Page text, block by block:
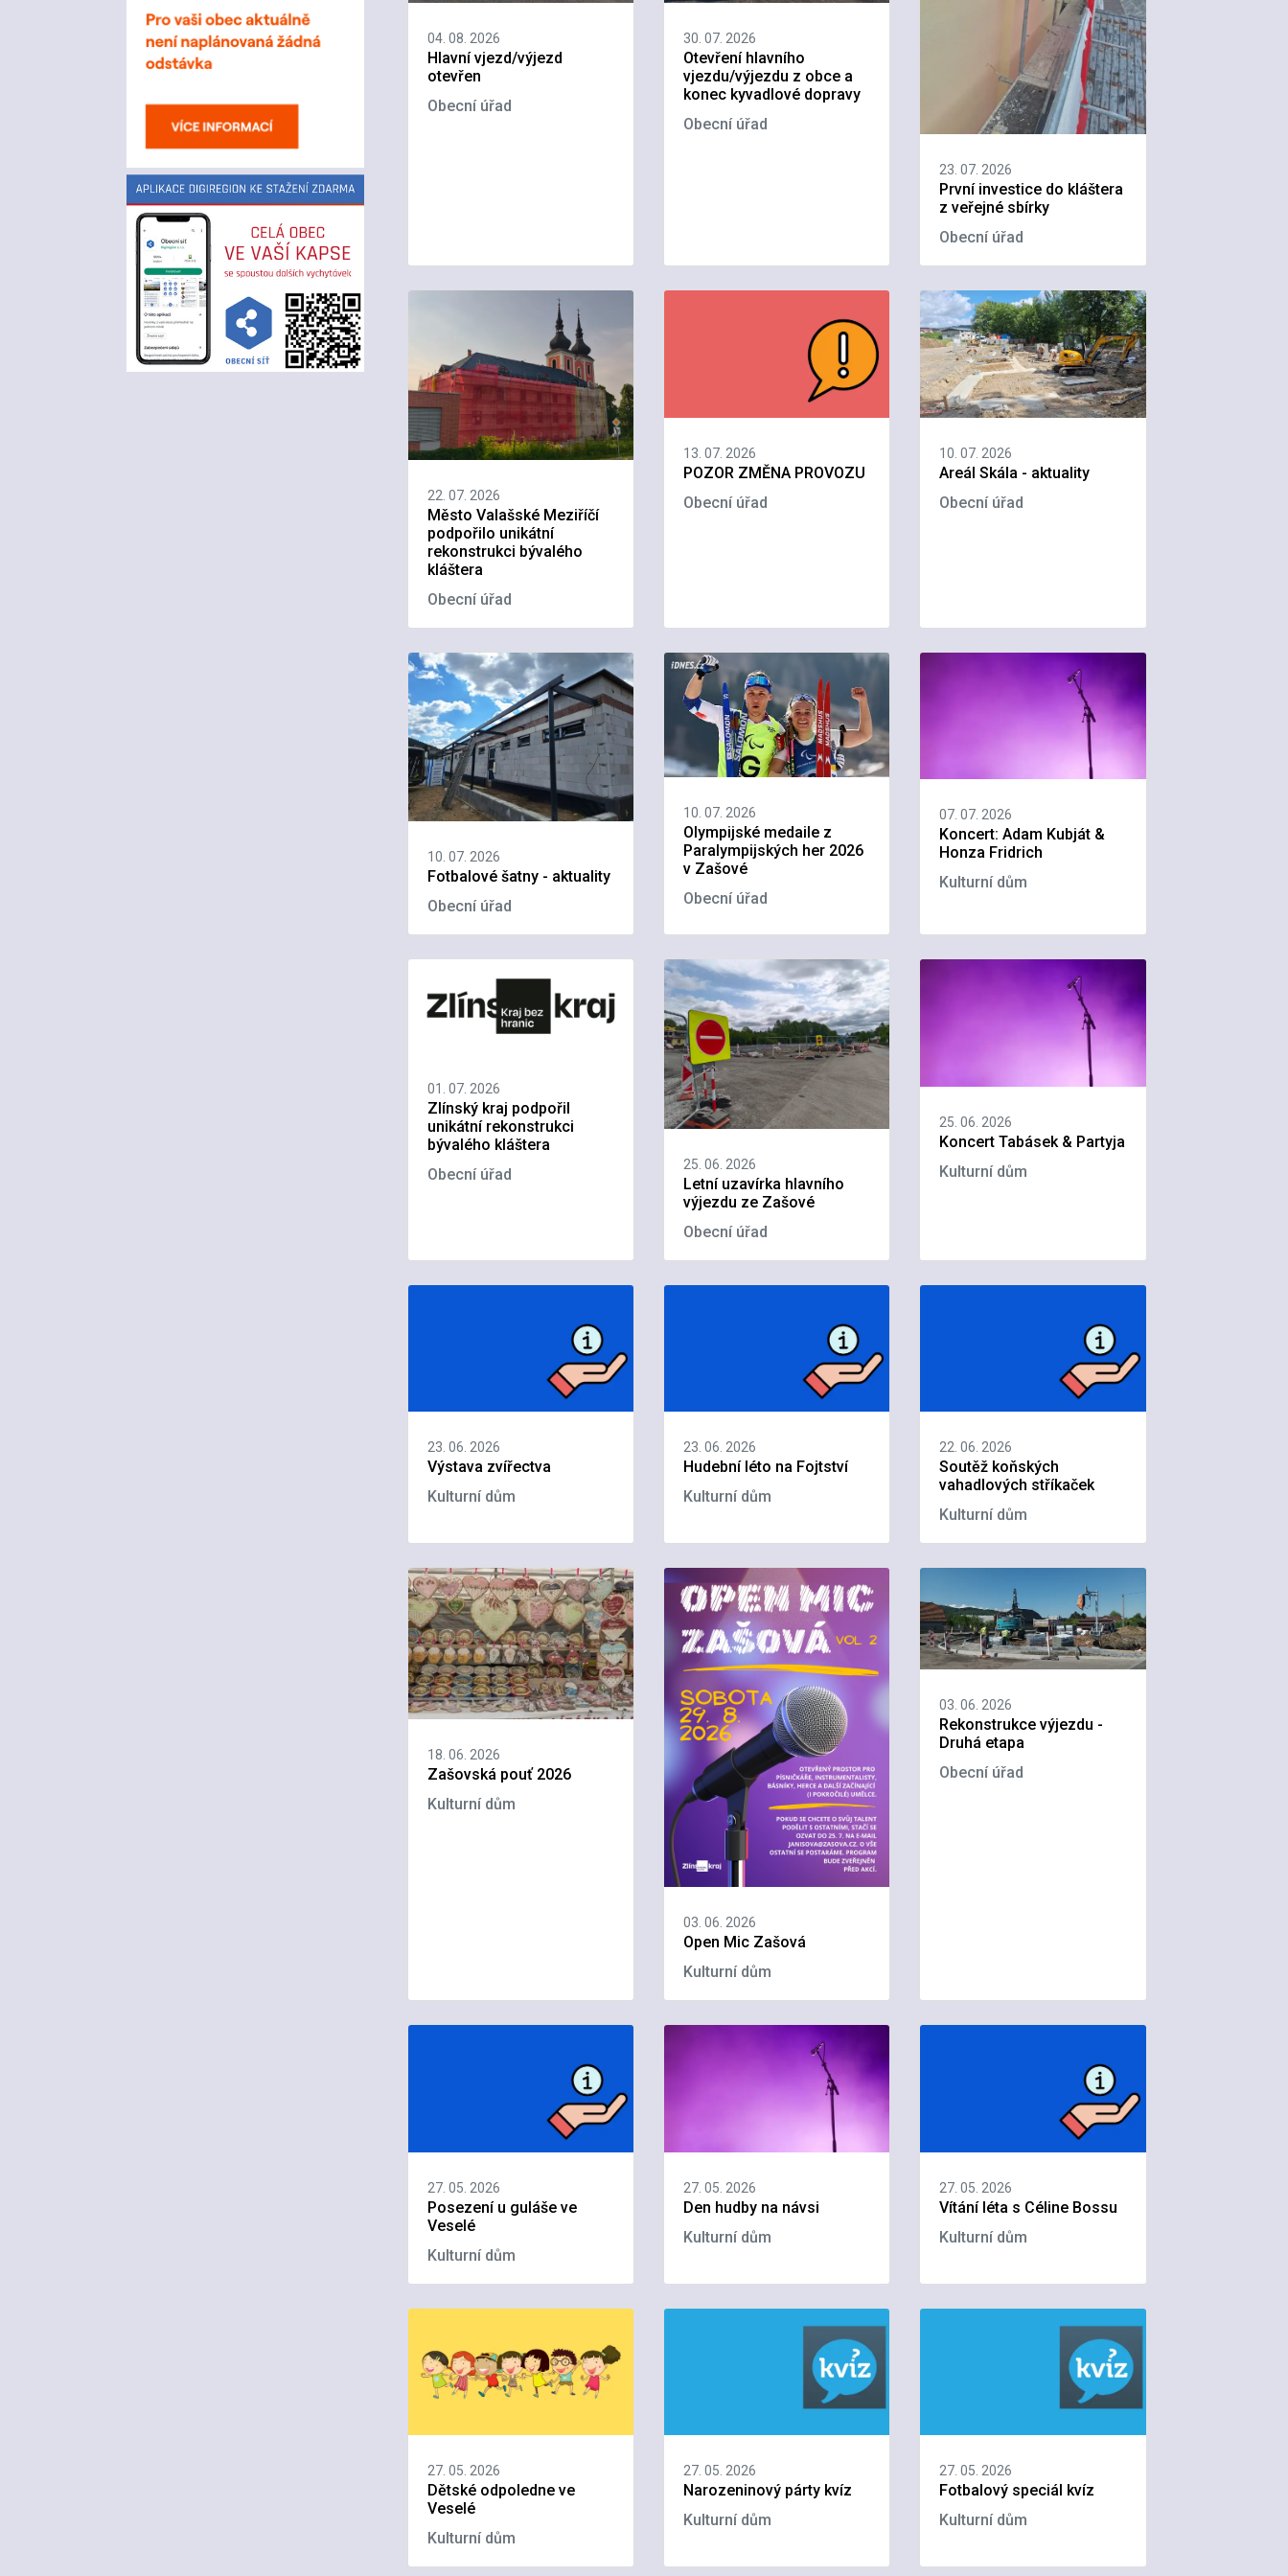
04. 08. 2026
Hlavní vjezd/výjezd
otevřen
Obecní úřad
30. 07. 2026
Otevření hlavního
vjezdu/výjezdu z obce a
konec kyvadlové dopravy
Obecní úřad
23. 07. 2026
První investice do kláštera
z veřejné sbírky
Obecní úřad
22. 07. 2026
Město Valašské Meziříčí
podpořilo unikátní
rekonstrukci bývalého
kláštera
Obecní úřad
13. 07. 2026
POZOR ZMĚNA PROVOZU
Obecní úřad
10. 07. 2026
Areál Skála - aktuality
Obecní úřad
10. 07. 2026
Fotbalové šatny - aktuality
Obecní úřad
10. 07. 2026
Olympijské medaile z
Paralympijských her 2026
v Zašové
Obecní úřad
07. 07. 2026
Koncert: Adam Kubját &
Honza Fridrich
Kulturní dům
01. 07. 2026
Zlínský kraj podpořil
unikátní rekonstrukci
bývalého kláštera
Obecní úřad
25. 06. 2026
Letní uzavírka hlavního
výjezdu ze Zašové
Obecní úřad
25. 06. 2026
Koncert Tabásek & Partyja
Kulturní dům
23. 06. 2026
Výstava zvířectva
Kulturní dům
23. 06. 2026
Hudební léto na Fojtství
Kulturní dům
22. 06. 2026
Soutěž koňských
vahadlových stříkaček
Kulturní dům
18. 06. 2026
Zašovská pouť 2026
Kulturní dům
03. 06. 2026
Open Mic Zašová
Kulturní dům
03. 06. 2026
Rekonstrukce výjezdu -
Druhá etapa
Obecní úřad
27. 05. 2026
Posezení u guláše ve
Veselé
Kulturní dům
27. 05. 2026
Den hudby na návsi
Kulturní dům
27. 05. 2026
Vítání léta s Céline Bossu
Kulturní dům
27. 05. 2026
Dětské odpoledne ve
Veselé
Kulturní dům
27. 05. 2026
Narozeninový párty kvíz
Kulturní dům
27. 05. 2026
Fotbalový speciál kvíz
Kulturní dům